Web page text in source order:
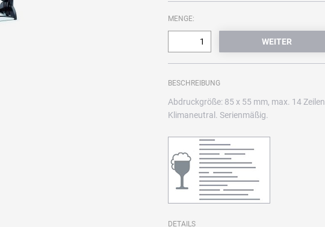
MENGE:
BESCHREIBUNG
Abdruckgröße: 85 x 55 mm, max. 14 Zeilen
Klimaneutral. Serienmäßig.
DETAILS